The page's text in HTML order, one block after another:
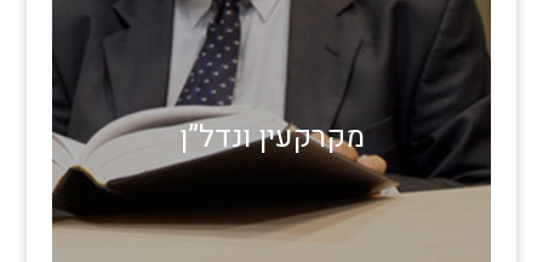
מקרקעין ונדל”ן